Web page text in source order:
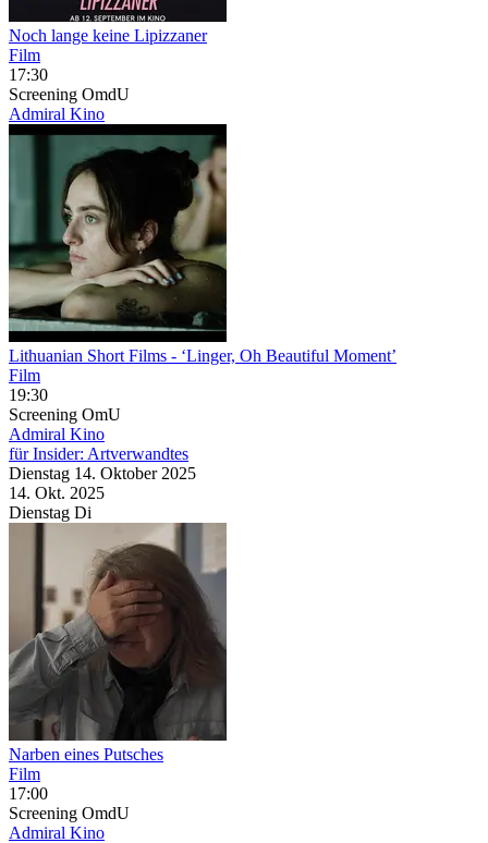
Noch lange keine Lipizzaner
Film
17:30
Screening OmdU
Admiral Kino
Lithuanian Short Films - ‘Linger, Oh Beautiful Moment’
Film
19:30
Screening OmU
Admiral Kino
für Insider: Artverwandtes
Dienstag 14. Oktober 2025
14. Okt. 2025
Dienstag Di
Narben eines Putsches
Film
17:00
Screening OmdU
Admiral Kino